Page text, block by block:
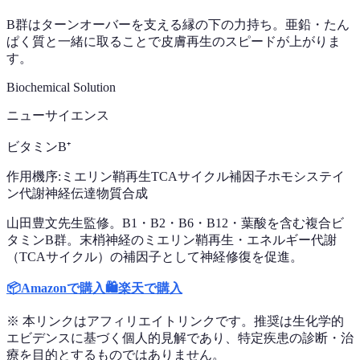
B群はターンオーバーを支える縁の下の力持ち。亜鉛・たん
ぱく質と一緒に取ることで皮膚再生のスピードが上がりま
す。
Biochemical Solution
ニューサイエンス
ビタミンB⁺
作用機序: ミエリン鞘再生TCAサイクル補因子ホモシステイ
ン代謝神経伝達物質合成
山田豊文先生監修。B1・B2・B6・B12・葉酸を含む複合ビ
タミンB群。末梢神経のミエリン鞘再生・エネルギー代謝
（TCAサイクル）の補因子として神経修復を促進。
📦Amazonで購入🛍️楽天で購入
※ 本リンクはアフィリエイトリンクです。推奨は生化学的
エビデンスに基づく個人的見解であり、特定疾患の診断・治
療を目的とするものではありません。